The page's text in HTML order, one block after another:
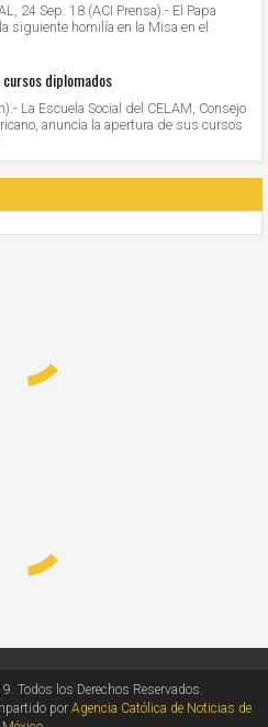
24 Sep. 18 (ACI Prensa).- El Papa
siguiente homilía en la Misa en el
cursos diplomados
La Escuela Social del CELAM, Consejo
anuncia la apertura de sus cursos
Todos los Derechos Reservados.
por Agencia Católica de Noticias de